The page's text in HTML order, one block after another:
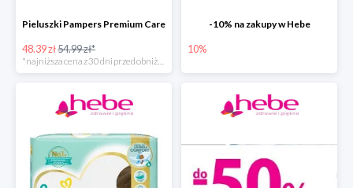
Pieluszki Pampers Premium Care
48.39 zł54.99 zł*
-10% na zakupy w Hebe
10%